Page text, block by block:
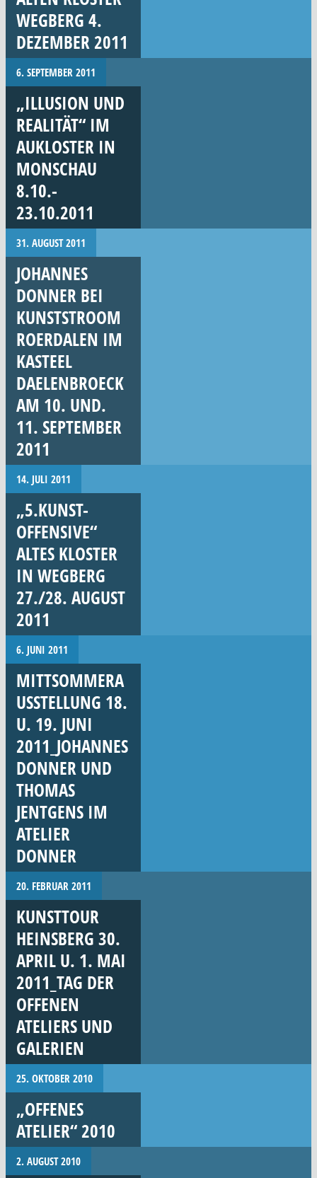
WEGBERG 4.
DEZEMBER 2011
6. SEPTEMBER 2011
„ILLUSION UND
REALITÄT“ IM
AUKLOSTER IN
MONSCHAU
8.10.-
23.10.2011
31. AUGUST 2011
JOHANNES
DONNER BEI
KUNSTSTROOM
ROERDALEN IM
KASTEEL
DAELENBROECK
AM 10. UND.
11. SEPTEMBER
2011
14. JULI 2011
„5.KUNST-
OFFENSIVE“
ALTES KLOSTER
IN WEGBERG
27./28. AUGUST
2011
6. JUNI 2011
MITTSOMMERA
USSTELLUNG 18.
U. 19. JUNI
2011_JOHANNES
DONNER UND
THOMAS
JENTGENS IM
ATELIER
DONNER
20. FEBRUAR 2011
KUNSTTOUR
HEINSBERG 30.
APRIL U. 1. MAI
2011_TAG DER
OFFENEN
ATELIERS UND
GALERIEN
25. OKTOBER 2010
„OFFENES
ATELIER“ 2010
2. AUGUST 2010